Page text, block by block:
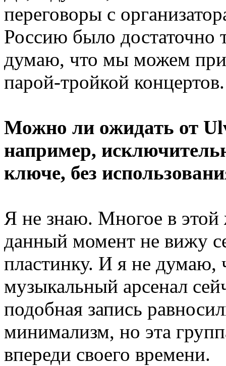
переговоры с
Россию было достаточно
думаю, что мы можем
парой-тройкой концертов.
Можно ли ожидать от
например,
ключе, без
Я не знаю. Многое в
данный момент не вижу
пластинку. И я не думаю,
музыкальный арсенал
подобная запись
минимализм, но эта
впереди своего времени.